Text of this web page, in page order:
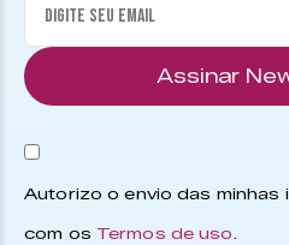
Assinar
Autorizo o envio das
com os Termos de uso.